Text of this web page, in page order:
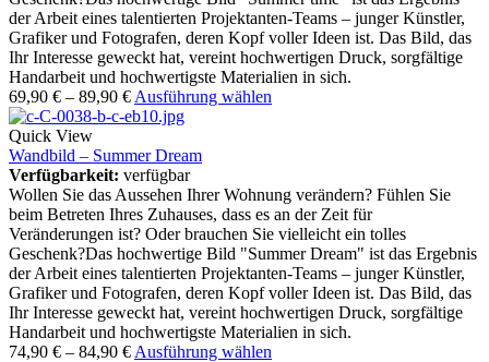
der Arbeit eines talentierten Projektanten-Teams – junger Künstler,
Grafiker und Fotografen, deren Kopf voller Ideen ist. Das Bild, das
Ihr Interesse geweckt hat, vereint hochwertigen Druck, sorgfältige
Handarbeit und hochwertigste Materialien in sich.
69,90 € – 89,90 € Ausführung wählen
Quick View
Wandbild – Summer Dream
Verfügbarkeit: verfügbar
Wollen Sie das Aussehen Ihrer Wohnung verändern? Fühlen Sie
beim Betreten Ihres Zuhauses, dass es an der Zeit für
Veränderungen ist? Oder brauchen Sie vielleicht ein tolles
Geschenk?Das hochwertige Bild "Summer Dream" ist das Ergebnis
der Arbeit eines talentierten Projektanten-Teams – junger Künstler,
Grafiker und Fotografen, deren Kopf voller Ideen ist. Das Bild, das
Ihr Interesse geweckt hat, vereint hochwertigen Druck, sorgfältige
Handarbeit und hochwertigste Materialien in sich.
74,90 € – 84,90 € Ausführung wählen